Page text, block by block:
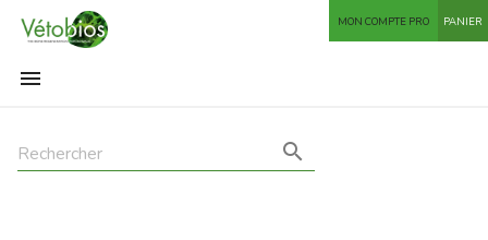
PANIER
MON COMPTE PRO

